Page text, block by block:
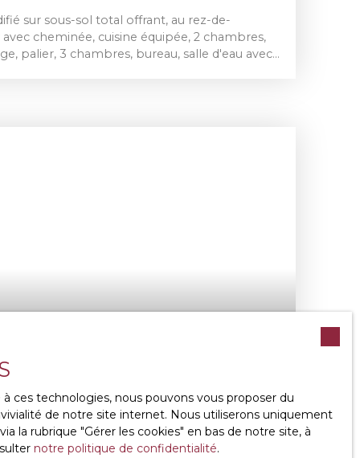
sur sous-sol total offrant, au rez-de-
cheminée, cuisine équipée, 2 chambres,
palier, 3 chambres, bureau, salle d'eau avec
JARDIN
ces technologies, nous pouvons vous proposer du
de notre site internet. Nous utiliserons uniquement
rubrique ″Gérer les cookies″ en bas de notre site, à
notre politique de confidentialité.